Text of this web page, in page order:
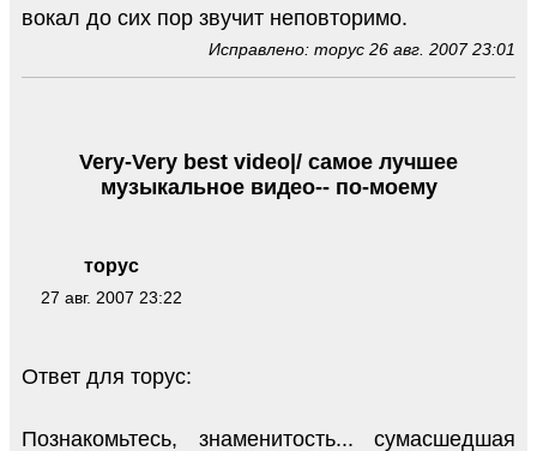
вокал до сих пор звучит неповторимо.
Исправлено: торус 26 авг. 2007 23:01
торус
27 авг. 2007 23:22
Very-Very best video|/ самое лучшее
музыкальное видео-- по-моему
Ответ для торус:
Познакомьтесь, знаменитость... сумасшедшая